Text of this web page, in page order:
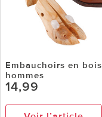
Embauchoirs en bois
hommes
14,99